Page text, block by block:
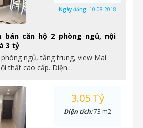
bán căn hộ 2 phòng ngủ, nội
3 tỷ
ngủ, tầng trung, view Mai
thất cao cấp. Diện…
Ngày đăng: 10-08-2018
3.05 Tỷ
Diện tích:73 m2